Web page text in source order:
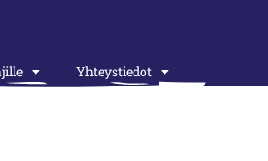
Yhteystiedot